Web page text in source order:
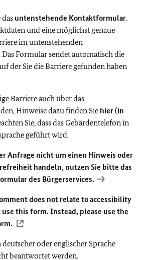
untenstehende Kontaktformular.
und eine möglichst genaue
im untenstehenden
Formular sendet automatisch die
der Sie die Barriere gefunden haben
Barriere auch über das
Hinweise dazu finden Sie hier (in
Sie, dass das Gebärdentelefon in
geführt wird.
Anfrage nicht um einen Hinweis oder
handeln, nutzen Sie bitte das
des Bürgerservices.
does not relate to accessibility
use this form. Instead, please use the
oder englischer Sprache
beantwortet werden.